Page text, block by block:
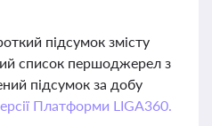
підсумок змісту
список першоджерел з
підсумок за добу
Платформи LIGA360.